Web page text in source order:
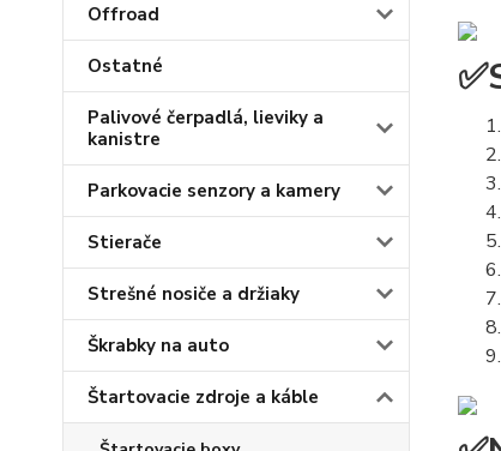
Offroad
Ostatné
Palivové čerpadlá, lieviky a
kanistre
Parkovacie senzory a kamery
Stierače
Strešné nosiče a držiaky
Škrabky na auto
Štartovacie zdroje a káble